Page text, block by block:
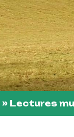
» Lectures